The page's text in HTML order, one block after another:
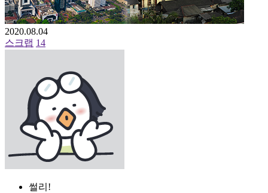
2020.08.04
스크랩 14
썰리!